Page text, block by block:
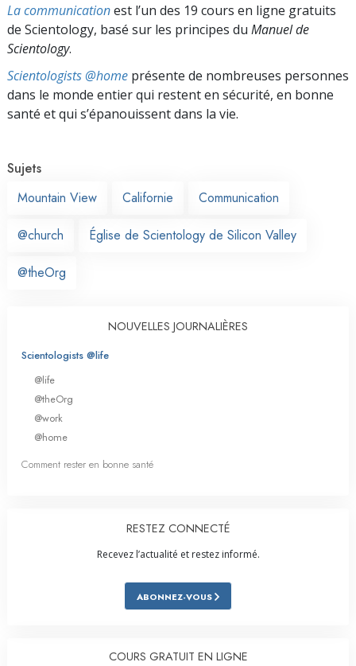
La communicationest l’un des 19 cours en ligne gratuits
de Scientology, basé sur les principes du Manuel de
Scientology.
Scientologists @home présente de nombreuses personnes
dans le monde entier qui restent en sécurité, en bonne
santé et qui s’épanouissent dans la vie.
Sujets
Mountain View
Californie Communication
@church Église de Scientology de Silicon Valley
@theOrg
NOUVELLES JOURNALIÈRES
Scientologists @life
@life
@theOrg
@work
@home
Comment rester en bonne santé
RESTEZ CONNECTÉ
Recevez l’actualité et restez informé.
ABONNEZ-VOUS
COURS GRATUIT EN LIGNE